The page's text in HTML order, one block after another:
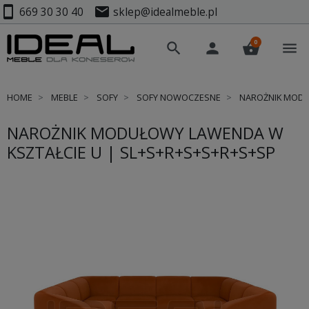
smartphone 669 30 30 40 mail sklep@idealmeble.pl
search person shopping_basket
0 menu
HOME MEBLE SOFY SOFY NOWOCZESNE NAROŻNIK
NAROŻNIK MODUŁOWY LAWENDA W
KSZTAŁCIE U | SL+S+R+S+S+R+S+SP